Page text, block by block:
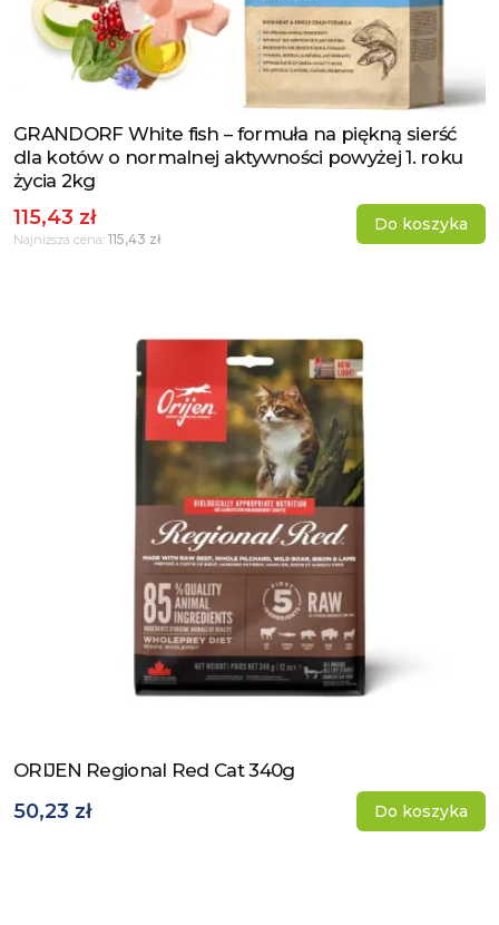
Zobacz produkt
GRANDORF White fish – formuła na piękną sierść
dla kotów o normalnej aktywności powyżej 1. roku
życia 2kg
115,43 zł
Najniższa cena: 115,43 zł
Do koszyka
Zobacz produkt
ORIJEN Regional Red Cat 340g
50,23 zł Do koszyka